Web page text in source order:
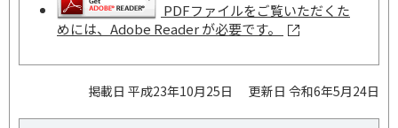
PDFファイルをご覧いただくた
めには、Adobe Reader が必要です。
掲載日 平成23年10月25日 更新日 令和6年5月24日